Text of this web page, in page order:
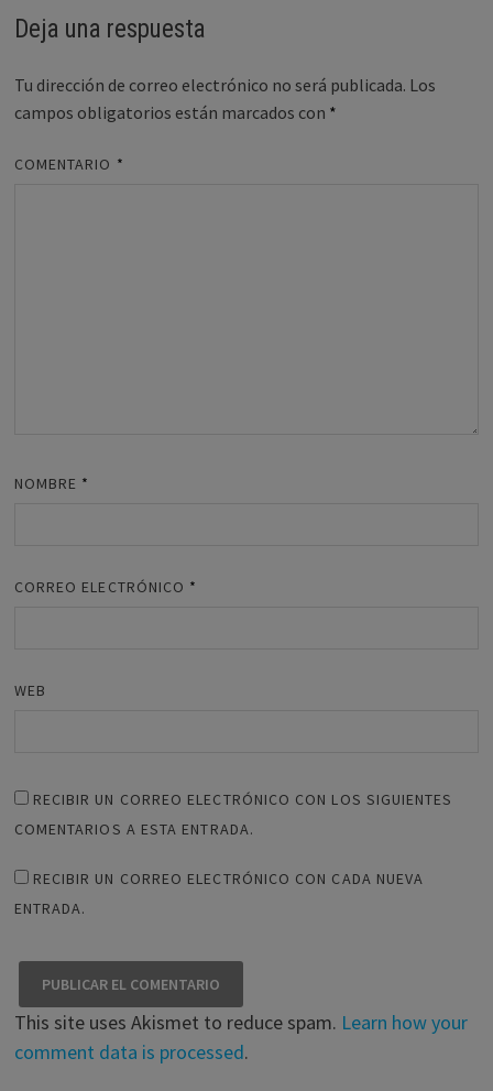
Deja una respuesta
Tu dirección de correo electrónico no será publicada. Los
campos obligatorios están marcados con *
COMENTARIO *
NOMBRE *
CORREO ELECTRÓNICO *
WEB
RECIBIR UN CORREO ELECTRÓNICO CON LOS SIGUIENTES
COMENTARIOS A ESTA ENTRADA.
RECIBIR UN CORREO ELECTRÓNICO CON CADA NUEVA
ENTRADA.
This site uses Akismet to reduce spam. Learn how your
comment data is processed.